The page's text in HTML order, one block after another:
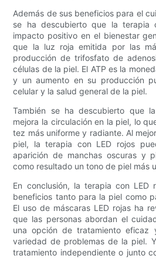
Además de sus beneficios para el
se ha descubierto que la terapia
impacto positivo en el bienestar
que la luz roja emitida por las
producción de trifosfato de
células de la piel. El ATP es la
y un aumento en su producción
celular y la salud general de la piel.
También se ha descubierto que
mejora la circulación en la piel, lo
tez más uniforme y radiante. Al
piel, la terapia con LED rojos
aparición de manchas oscuras y
como resultado un tono de piel más
En conclusión, la terapia con LED
beneficios tanto para la piel como
El uso de máscaras LED rojas ha
que las personas abordan el
una opción de tratamiento eficaz
variedad de problemas de la piel.
tratamiento independiente o junto